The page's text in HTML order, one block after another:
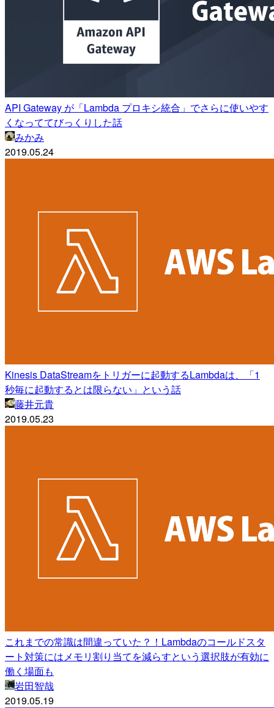
API Gateway が「Lambda プロキシ統合」でさらに使いやす
くなっててびっくりした話
みかみ
2019.05.24
Kinesis DataStreamをトリガーに起動するLambdaは、「1
秒毎に起動するとは限らない」という話
藤井元貴
2019.05.23
これまでの常識は間違っていた？！Lambdaのコールドスタ
ート対策にはメモリ割り当てを減らすという選択肢が有効に
働く場面も
岩田智哉
2019.05.19